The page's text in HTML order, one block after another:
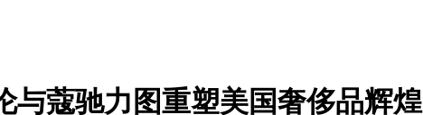
与蔻驰力图重塑美国奢侈品辉煌